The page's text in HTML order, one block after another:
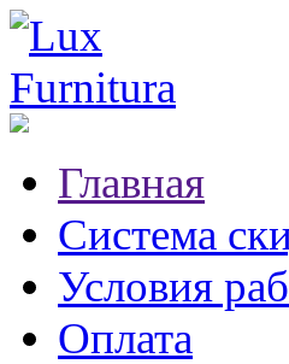
Главная
Система
Условия
Оплата